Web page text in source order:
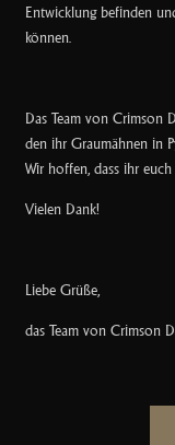
Entwicklung befinden
können.
Das Team von Crimson
den ihr Graumähnen in
Wir hoffen, dass ihr
Vielen Dank!
Liebe Grüße,
das Team von Crimson